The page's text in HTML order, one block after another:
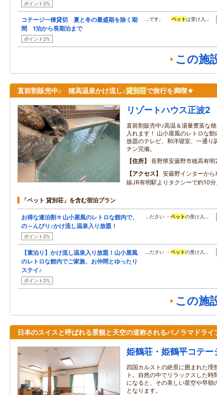
ポイント2%
コテージ一棟貸切 夏と冬の最盛期を除く期
間 1泊から長期泊まで
ポイント2%
…です。 ペットは受け入…
この施
直前割販売中♪ 穂高温泉かけ流し♪貸別荘で旅行を満喫★
リゾートハウス正波2
直前割販売中♪高温＆湯量豊富な
入れます！ 山小屋風のレトロな
放題のテレビ、和洋寝室、一通り
チン完備。
住所
長野県安曇野市穂高有明
アクセス
安曇野インターか
線JR有明駅よりタクシーで約10
「ペット 貸別荘」を含む宿泊プラン
お得な連泊割☆山小屋風のレトロな館内で、
の～んびり♪かけ流し温泉入り放題！
ポイント2%
…ださい ・ペットの受け入…
【素泊り】かけ流し温泉入り放題！山小屋風
のレトロな館内でご家族、お仲間とゆったり
ステイ♪
ポイント2%
…ださい ・ペットの受け入…
この施
日本のスイスと呼ばれる景観と天空の道称されるパノラマドライ
姫鶴荘・姫鶴平コテー
四国カルストの絶景に囲まれた理
ト。自然の中でリラックスした
になると、その美しい星空や早朝
となります。